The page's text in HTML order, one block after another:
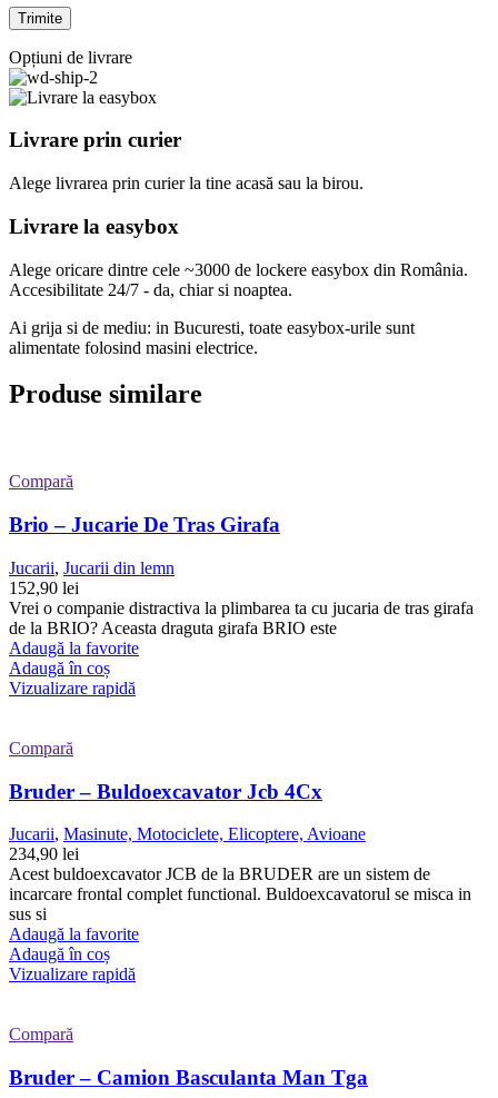
Opțiuni de livrare
Livrare prin curier
Alege livrarea prin curierla tine acasă sau la birou.
Livrare la easybox
Alege oricare dintre cele ~3000 de lockere easybox din România.
Accesibilitate 24/7 - da, chiar si noaptea.
Ai grija si de mediu: in Bucuresti, toate easybox-urile sunt
alimentate folosind masini electrice.
Produse similare
Compară
Brio – Jucarie De Tras Girafa
Jucarii, Jucarii din lemn
152,90 lei
Vrei o companie distractiva la plimbarea ta cu jucaria de tras girafa
de la BRIO? Aceasta draguta girafa BRIO este
Adaugă la favorite
Adaugă în coș
Vizualizare rapidă
Compară
Bruder – Buldoexcavator Jcb 4Cx
Jucarii, Masinute, Motociclete, Elicoptere, Avioane
234,90 lei
Acest buldoexcavator JCB de la BRUDER are un sistem de
incarcare frontal complet functional. Buldoexcavatorul se misca in
sus si
Adaugă la favorite
Adaugă în coș
Vizualizare rapidă
Compară
Bruder – Camion Basculanta Man Tga